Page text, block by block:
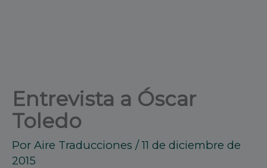
Entrevista a Óscar
Toledo
Por Aire Traducciones /11 de diciembre de
2015